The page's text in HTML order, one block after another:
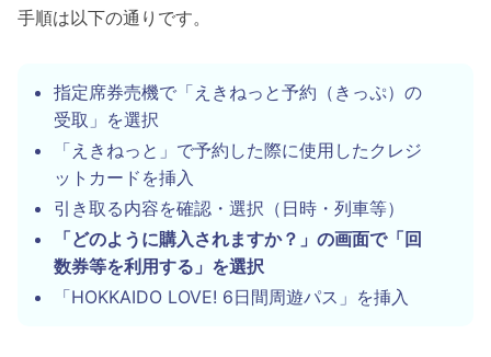
手順は以下の通りです。
指定席券売機で「えきねっと予約（きっぷ）の
受取」を選択
「えきねっと」で予約した際に使用したクレジ
ットカードを挿入
引き取る内容を確認・選択（日時・列車等）
「どのように購入されますか？」の画面で「回
数券等を利用する」を選択
「HOKKAIDO LOVE! 6日間周遊パス」を挿入